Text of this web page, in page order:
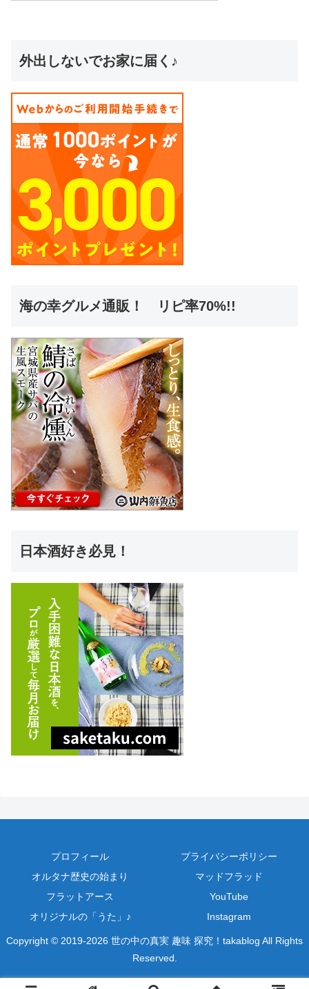
外出しないでお家に届く♪
海の幸グルメ通販！ リピ率70%!!
日本酒好き必見！
プロフィール
プライバシーポリシー
オルタナ歴史の始まり
マッドフラッド
フラットアース
YouTube
オリジナルの「うた」♪
Instagram
Copyright © 2019-2026 世の中の真実 趣味 探究！takablog All Rights
Reserved.